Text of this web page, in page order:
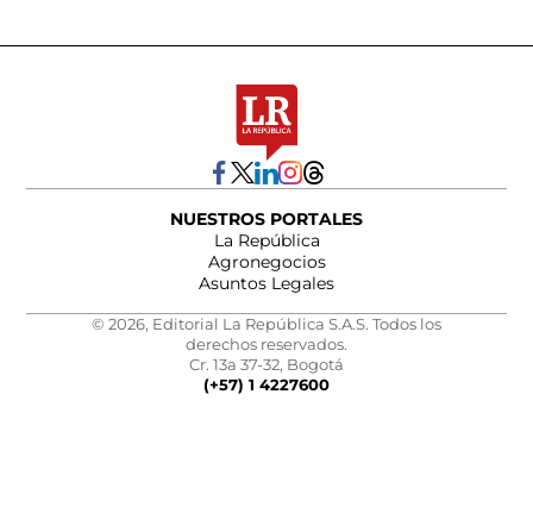
NUESTROS PORTALES
La República
Agronegocios
Asuntos Legales
© 2026, Editorial La República S.A.S. Todos los
derechos reservados.
Cr. 13a 37-32, Bogotá
(+57) 1 4227600